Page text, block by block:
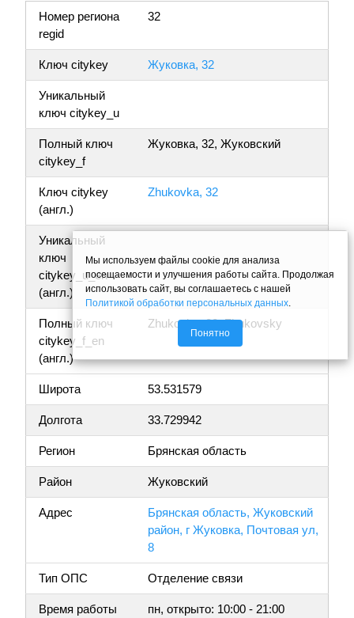
Номер региона
regid
32
Ключ citykey Жуковка, 32
Уникальный
ключ citykey_u
Полный ключ
citykey_f
Жуковка, 32, Жуковский
Ключ citykey
(англ.)
Zhukovka, 32
Уникальный
ключ
citykey_u_en
(англ.)
Полный ключ
citykey_f_en
(англ.)
Zhukovka, 32, Zhukovsky
Широта 53.531579
Долгота 33.729942
Регион Брянская область
Район Жуковский
Адрес
Брянская область, Жуковский
район, г Жуковка, Почтовая ул,
8
Тип ОПС Отделение связи
Время работы
пн, открыто: 10:00 - 21:00
Мы используем файлы cookie для анализа
посещаемости и улучшения работы сайта. Продолжая
использовать сайт, вы соглашаетесь с нашей
Политикой обработки персональных данных.
Понятно